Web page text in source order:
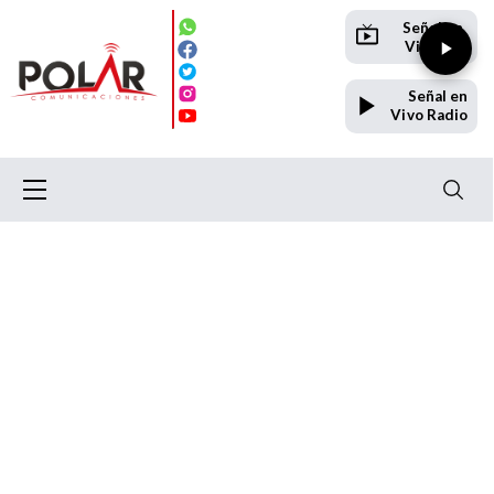
Señal en
Vivo TV
Señal en
Vivo Radio